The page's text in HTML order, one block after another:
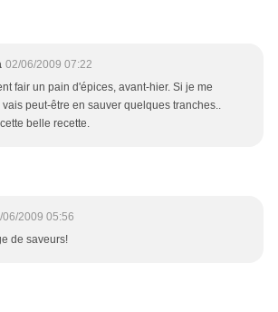
02/06/2009 07:22
fair un pain d'épices, avant-hier. Si je me
peut-être en sauver quelques tranches..
belle recette.
06/2009 05:56
de saveurs!